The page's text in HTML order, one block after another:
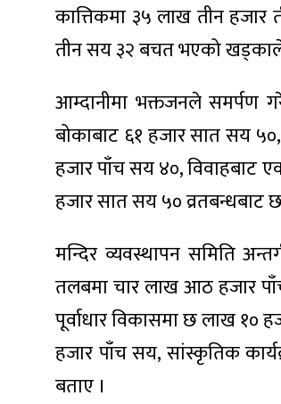
कात्तिकमा ३५ लाख तीन
तीन सय ३२ बचत भएको
आम्दानीमा भक्तजनले समर्पण
बोकाबाट ६१ हजार सात सय
हजार पाँच सय ४०, विवाहबाट
हजार सात सय ५० व्रतबन्धबाट
मन्दिर व्यवस्थापन समिति
तलबमा चार लाख आठ हजार
पूर्वाधार विकासमा छ लाख १०
हजार पाँच सय, सांस्कृतिक
बताए ।